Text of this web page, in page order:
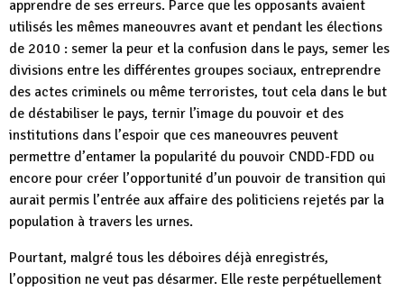
apprendre de ses erreurs. Parce que les opposants avaient
utilisés les mêmes maneouvres avant et pendant les élections
de 2010 : semer la peur et la confusion dans le pays, semer les
divisions entre les différentes groupes sociaux, entreprendre
des actes criminels ou même terroristes, tout cela dans le but
de déstabiliser le pays, ternir l’image du pouvoir et des
institutions dans l’espoir que ces maneouvres peuvent
permettre d’entamer la popularité du pouvoir CNDD-FDD ou
encore pour créer l’opportunité d’un pouvoir de transition qui
aurait permis l’entrée aux affaire des politiciens rejetés par la
population à travers les urnes.
Pourtant, malgré tous les déboires déjà enregistrés,
l’opposition ne veut pas désarmer. Elle reste perpétuellement